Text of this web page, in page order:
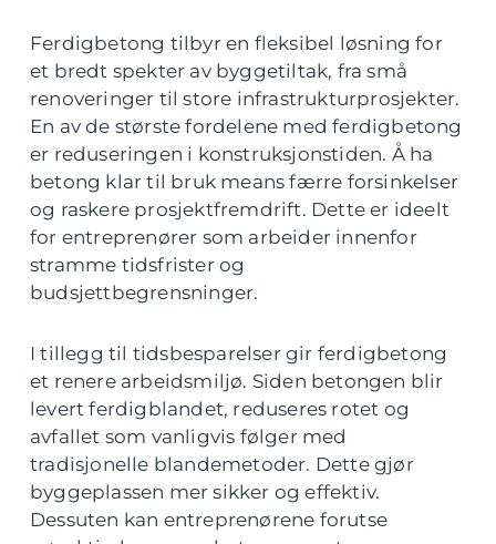
Ferdigbetong tilbyr en fleksibel løsning for
et bredt spekter av byggetiltak, fra små
renoveringer til store infrastrukturprosjekter.
En av de største fordelene med ferdigbetong
er reduseringen i konstruksjonstiden. Å ha
betong klar til bruk means færre forsinkelser
og raskere prosjektfremdrift. Dette er ideelt
for entreprenører som arbeider innenfor
stramme tidsfrister og
budsjettbegrensninger.
I tillegg til tidsbesparelser gir ferdigbetong
et renere arbeidsmiljø. Siden betongen blir
levert ferdigblandet, reduseres rotet og
avfallet som vanligvis følger med
tradisjonelle blandemetoder. Dette gjør
byggeplassen mer sikker og effektiv.
Dessuten kan entreprenørene forutse